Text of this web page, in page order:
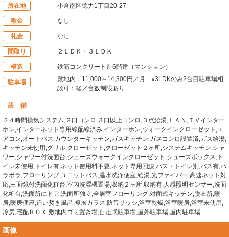
所在地 小倉南区徳力1丁目20-27
敷金 なし
礼金 なし
間取り ２ＬＤＫ・３ＬＤＫ
構造 鉄筋コンクリート造6階建（マンション）
駐車場
敷地内：11,000～14,300円／月 ※3LDKのみ2台目駐車場相
談可：軽／台数制限あり
設 備
２４時間換気システム,２口コンロ,３口以上コンロ,３点給湯,ＬＡＮ,ＴＶインター
ホン,インターネット専用線配線済み,インターホン,ウォークインクローゼット,エ
アコン,オートバス,カウンターキッチン,ガスキッチン,ガスコンロ設置済,ガス給湯,
キッチン未使用,グリル,クローゼット,クローゼット２ヶ所,システムキッチン,シャ
ワー,シャワー付洗面台,シューズウォークインクローゼット,シューズボックス,ト
イレ未使用,トイレ有,ネット使用料不要,ネット専用回線,バス・トイレ別,バス有,パ
ラボラ,フローリング,ユニットバス,温水洗浄便座,給湯,光ファイバー,高速ネット対
応,三面鏡付洗面化粧台,室内洗濯機置場,収納２ヶ所,収納有,人感照明センサー,洗面
化粧台,洗面所にドア,洗面所独立,全居室フローリング,対面式キッチン,脱衣所,暖
房,暖房便座,追い焚き風呂,複層ガラス,防音サッシ,浴室乾燥,浴室暖房,浴室未使用,
冷房,宅配ＢＯＸ,敷地内ゴミ置き場,自走式駐車場,屋外駐車場,屋内駐車場
画像